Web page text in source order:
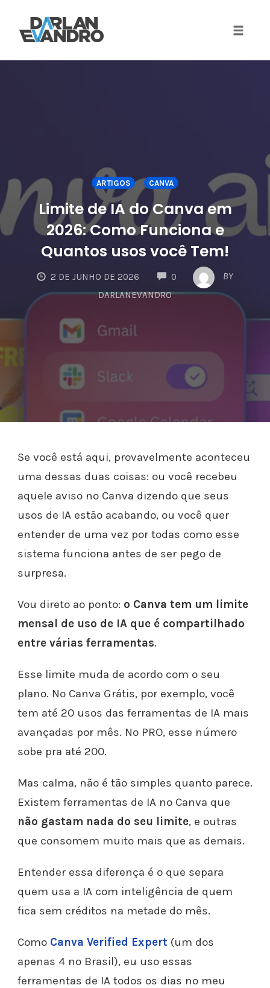
ARTIGOS CANVA
Limite de IA do Canva em
2026: Como Funciona e
Quantos usos você Tem!
2 DE JUNHO DE 2026 0COMMENTSBY
DARLANEVANDRO
Se você está aqui, provavelmente aconteceu
uma dessas duas coisas: ou você recebeu
aquele aviso no Canva dizendo que seus
usos de IA estão acabando, ou você quer
entender de uma vez por todas como esse
sistema funciona antes de ser pego de
surpresa.
Vou direto ao ponto: o Canva tem um limite
mensal de uso de IA que é compartilhado
entre várias ferramentas.
Esse limite muda de acordo com o seu
plano. No Canva Grátis, por exemplo, você
tem até 20 usos das ferramentas de IA mais
avançadas por mês. No PRO, esse número
sobe pra até 200.
Mas calma, não é tão simples quanto parece.
Existem ferramentas de IA no Canva que
não gastam nada do seu limite, e outras
que consomem muito mais que as demais.
Entender essa diferença é o que separa
quem usa a IA com inteligência de quem
fica sem créditos na metade do mês.
Como Canva Verified Expert(um dos
apenas 4 no Brasil), eu uso essas
ferramentas de IA todos os dias no meu